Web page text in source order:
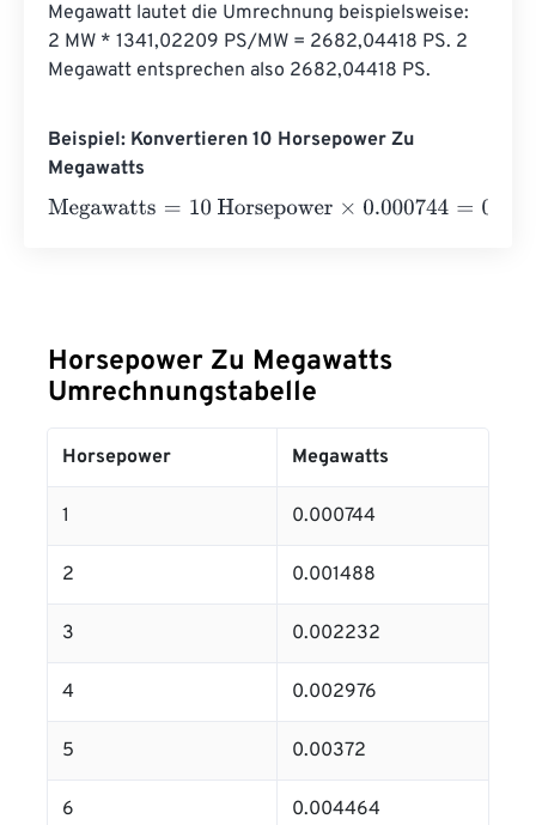
Megawatt lautet die Umrechnung beispielsweise:
2 MW * 1341,02209 PS/MW = 2682,04418 PS. 2
Megawatt entsprechen also 2682,04418 PS.
Beispiel: Konvertieren 10 Horsepower Zu
Megawatts
Megawatts=10 Horsepower×0.000744=0.00744
Horsepower Zu Megawatts
Umrechnungstabelle
Horsepower Megawatts
1 0.000744
2 0.001488
3 0.002232
4 0.002976
5 0.00372
6 0.004464